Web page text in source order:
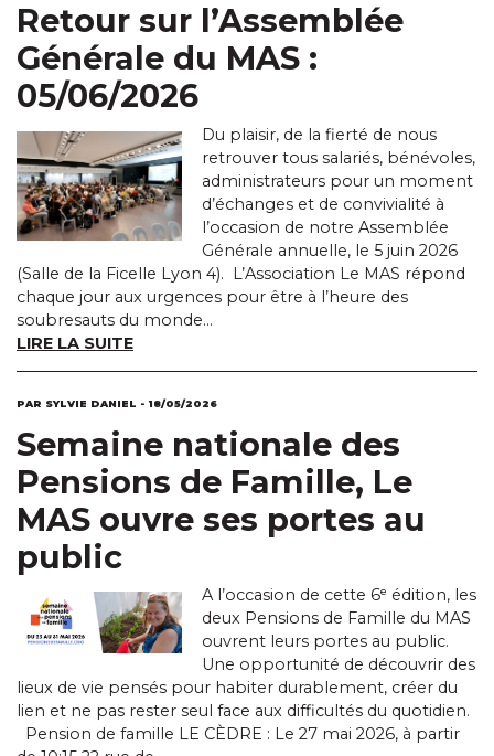
Retour sur l’Assemblée
Générale du MAS :
05/06/2026
Du plaisir, de la fierté de nous
retrouver tous salariés, bénévoles,
administrateurs pour un moment
d’échanges et de convivialité à
l’occasion de notre Assemblée
Générale annuelle, le 5 juin 2026
(Salle de la Ficelle Lyon 4). L’Association Le MAS répond
chaque jour aux urgences pour être à l’heure des
soubresauts du monde...
LIRE LA SUITE
PAR SYLVIE DANIEL - 18/05/2026
Semaine nationale des
Pensions de Famille, Le
MAS ouvre ses portes au
public
A l’occasion de cette 6ᵉ édition, les
deux Pensions de Famille du MAS
ouvrent leurs portes au public.
Une opportunité de découvrir des
lieux de vie pensés pour habiter durablement, créer du
lien et ne pas rester seul face aux difficultés du quotidien.
Pension de famille LE CÈDRE : Le 27 mai 2026, à partir